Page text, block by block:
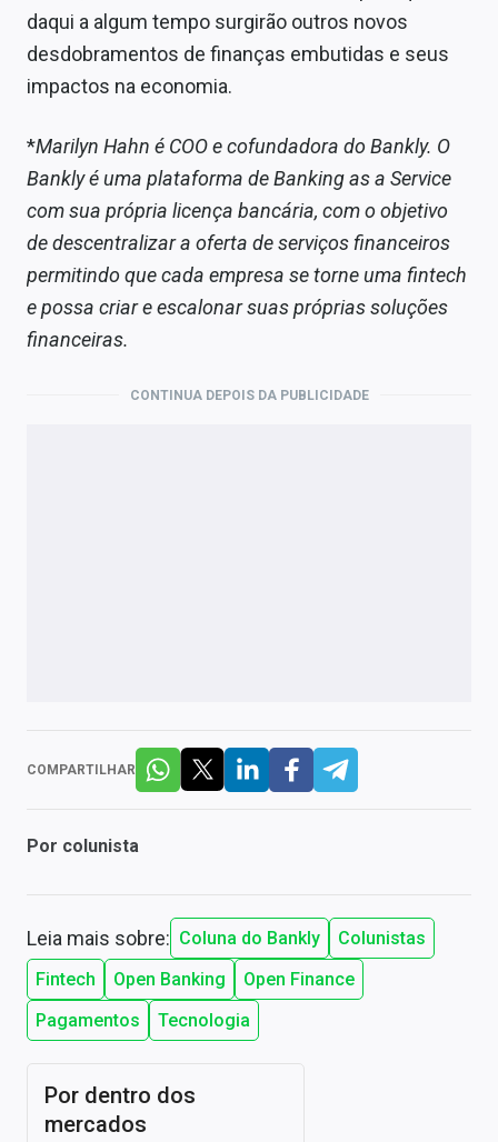
daqui a algum tempo surgirão outros novos
desdobramentos de finanças embutidas e seus
impactos na economia.
*Marilyn Hahn é COO e cofundadora do Bankly. O
Bankly é uma plataforma de Banking as a Service
com sua própria licença bancária, com o objetivo
de descentralizar a oferta de serviços financeiros
permitindo que cada empresa se torne uma fintech
e possa criar e escalonar suas próprias soluções
financeiras.
CONTINUA DEPOIS DA PUBLICIDADE
COMPARTILHAR
Por colunista
Leia mais sobre: Coluna do Bankly
Colunistas
Fintech
Open Banking
Open Finance
Pagamentos
Tecnologia
Por dentro dos
mercados